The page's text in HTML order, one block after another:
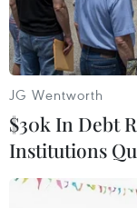
JG Wentworth
$30k In Debt
Institutions